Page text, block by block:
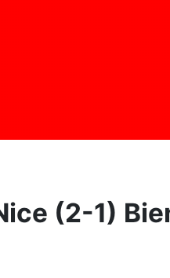
(2-1)